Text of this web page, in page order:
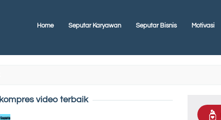
Home Seputar Karyawan Seputar Bisnis Motivasi
video terbaik